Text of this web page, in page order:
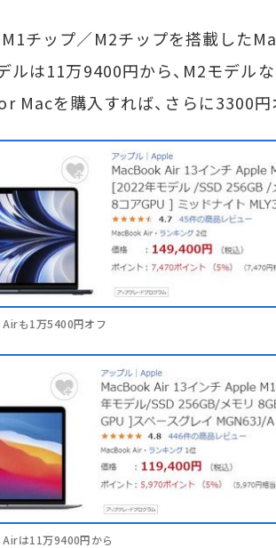
チップ／M2チップを搭載した
ルは11万9400円から、M2モデル
Macを購入すれば、さらに3300円
も1万5400円オフ
は11万9400円から